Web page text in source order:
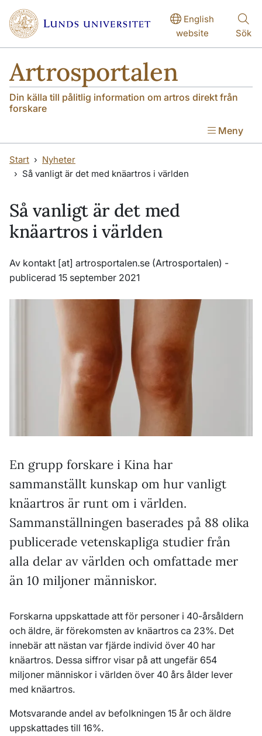
Hoppa till huvudinnehåll
Hoppa till huvudinnehåll
English
website
Sök
Artrosportalen
Din källa till pålitlig information om artros direkt från
forskare
Meny
Start
Nyheter
Så vanligt är det med knäartros i världen
Så vanligt är det med
knäartros i världen
Av kontakt [at] artrosportalen.se (Artrosportalen) -
publicerad 15 september 2021
En grupp forskare i Kina har
sammanställt kunskap om hur vanligt
knäartros är runt om i världen.
Sammanställningen baserades på 88 olika
publicerade vetenskapliga studier från
alla delar av världen och omfattade mer
än 10 miljoner människor.
Forskarna uppskattade att för personer i 40-årsåldern
och äldre, är förekomsten av knäartros ca 23%. Det
innebär att nästan var fjärde individ över 40 har
knäartros. Dessa siffror visar på att ungefär 654
miljoner människor i världen över 40 års ålder lever
med knäartros.
Motsvarande andel av befolkningen 15 år och äldre
uppskattades till 16%.